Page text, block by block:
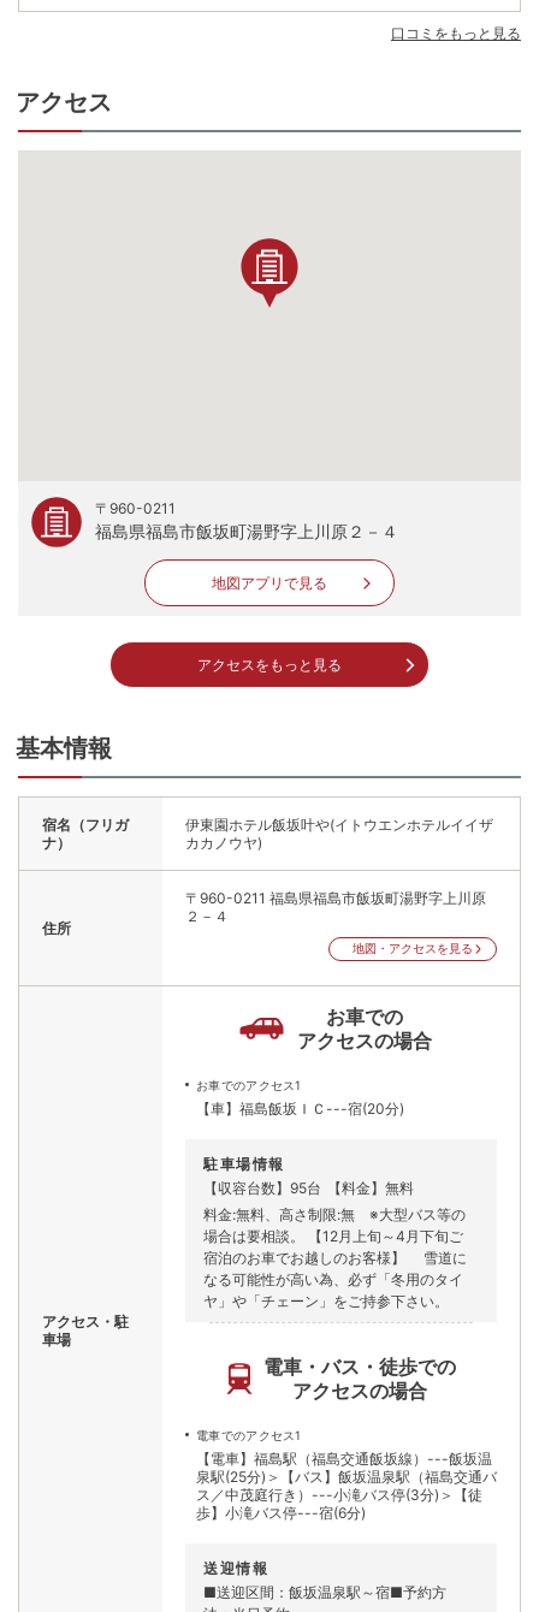
口コミをもっと見る
アクセス
〒960-0211
福島県福島市飯坂町湯野字上川原２－４
地図アプリで見る
アクセスをもっと見る
基本情報
宿名（フリガ
ナ）
伊東園ホテル飯坂叶や(イトウエンホテルイイザ
カカノウヤ)
住所
〒960-0211 福島県福島市飯坂町湯野字上川原
２－４
地図・アクセスを見る
アクセス・駐
車場
お車での
アクセスの場合
お車でのアクセス1
【車】福島飯坂ＩＣ---宿(20分)
駐車場情報
【収容台数】95台
【料金】無料
料金:無料、高さ制限:無 ※大型バス等の
場合は要相談。 【12月上旬～4月下旬ご
宿泊のお車でお越しのお客様】 雪道に
なる可能性が高い為、必ず「冬用のタイ
ヤ」や「チェーン」をご持参下さい。
電車・バス・徒歩での
アクセスの場合
電車でのアクセス1
【電車】福島駅（福島交通飯坂線）---飯坂温
泉駅(25分)＞【バス】飯坂温泉駅（福島交通バ
ス／中茂庭行き）---小滝バス停(3分)＞【徒
歩】小滝バス停---宿(6分)
送迎情報
■送迎区間：飯坂温泉駅～宿■予約方